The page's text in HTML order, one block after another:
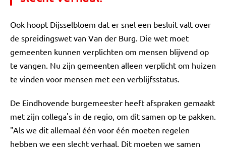
Ook hoopt Dijsselbloem dat er snel een besluit valt over
de spreidingswet van Van der Burg. Die wet moet
gemeenten kunnen verplichten om mensen blijvend op
te vangen. Nu zijn gemeenten alleen verplicht om huizen
te vinden voor mensen met een verblijfsstatus.
De Eindhovende burgemeester heeft afspraken gemaakt
met zijn collega's in de regio, om dit samen op te pakken.
"Als we dit allemaal één voor één moeten regelen
hebben we een slecht verhaal. Dit moeten we samen